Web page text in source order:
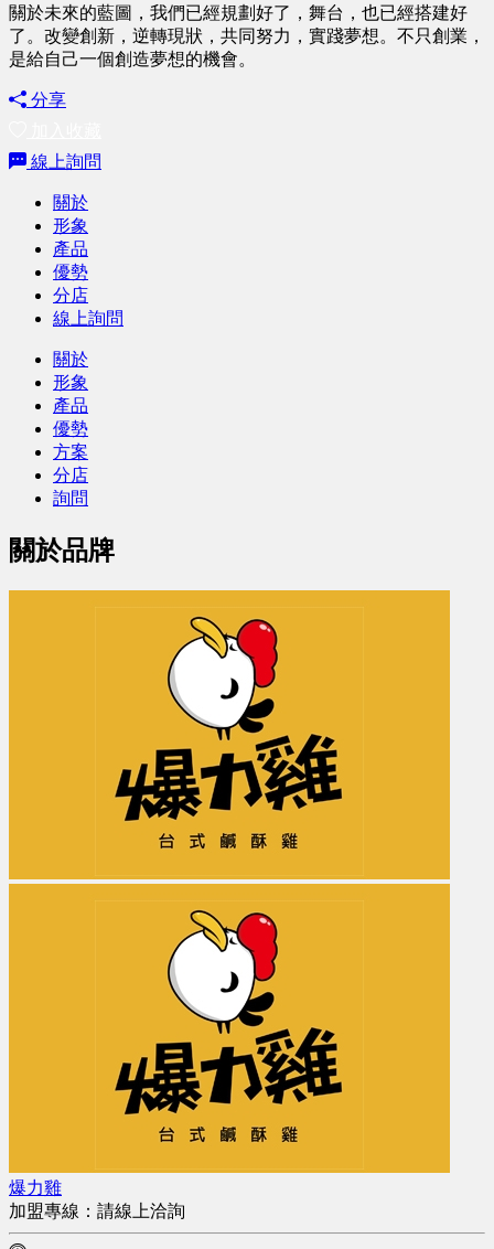
關於未來的藍圖，我們已經規劃好了，舞台，也已經搭建好
了。改變創新，逆轉現狀，共同努力，實踐夢想。不只創業，
是給自己一個創造夢想的機會。
分享
線上詢問
關於
形象
產品
優勢
分店
線上詢問
關於
形象
產品
優勢
方案
分店
詢問
關於品牌
爆力雞
加盟專線： 請線上洽詢